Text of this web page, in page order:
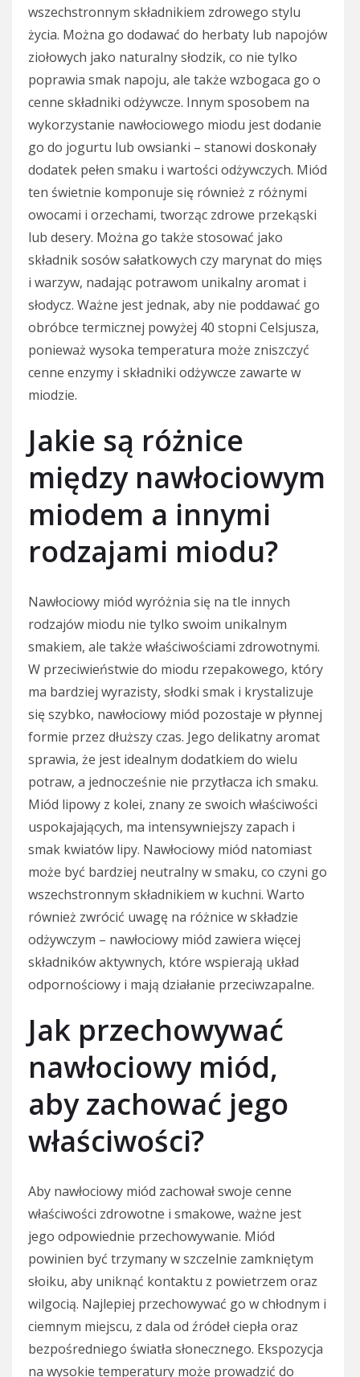
wszechstronnym składnikiem zdrowego stylu
życia. Można go dodawać do herbaty lub napojów
ziołowych jako naturalny słodzik, co nie tylko
poprawia smak napoju, ale także wzbogaca go o
cenne składniki odżywcze. Innym sposobem na
wykorzystanie nawłociowego miodu jest dodanie
go do jogurtu lub owsianki – stanowi doskonały
dodatek pełen smaku i wartości odżywczych. Miód
ten świetnie komponuje się również z różnymi
owocami i orzechami, tworząc zdrowe przekąski
lub desery. Można go także stosować jako
składnik sosów sałatkowych czy marynat do mięs
i warzyw, nadając potrawom unikalny aromat i
słodycz. Ważne jest jednak, aby nie poddawać go
obróbce termicznej powyżej 40 stopni Celsjusza,
ponieważ wysoka temperatura może zniszczyć
cenne enzymy i składniki odżywcze zawarte w
miodzie.
Jakie są różnice
między nawłociowym
miodem a innymi
rodzajami miodu?
Nawłociowy miód wyróżnia się na tle innych
rodzajów miodu nie tylko swoim unikalnym
smakiem, ale także właściwościami zdrowotnymi.
W przeciwieństwie do miodu rzepakowego, który
ma bardziej wyrazisty, słodki smak i krystalizuje
się szybko, nawłociowy miód pozostaje w płynnej
formie przez dłuższy czas. Jego delikatny aromat
sprawia, że jest idealnym dodatkiem do wielu
potraw, a jednocześnie nie przytłacza ich smaku.
Miód lipowy z kolei, znany ze swoich właściwości
uspokajających, ma intensywniejszy zapach i
smak kwiatów lipy. Nawłociowy miód natomiast
może być bardziej neutralny w smaku, co czyni go
wszechstronnym składnikiem w kuchni. Warto
również zwrócić uwagę na różnice w składzie
odżywczym – nawłociowy miód zawiera więcej
składników aktywnych, które wspierają układ
odpornościowy i mają działanie przeciwzapalne.
Jak przechowywać
nawłociowy miód,
aby zachować jego
właściwości?
Aby nawłociowy miód zachował swoje cenne
właściwości zdrowotne i smakowe, ważne jest
jego odpowiednie przechowywanie. Miód
powinien być trzymany w szczelnie zamkniętym
słoiku, aby uniknąć kontaktu z powietrzem oraz
wilgocią. Najlepiej przechowywać go w chłodnym i
ciemnym miejscu, z dala od źródeł ciepła oraz
bezpośredniego światła słonecznego. Ekspozycja
na wysokie temperatury może prowadzić do